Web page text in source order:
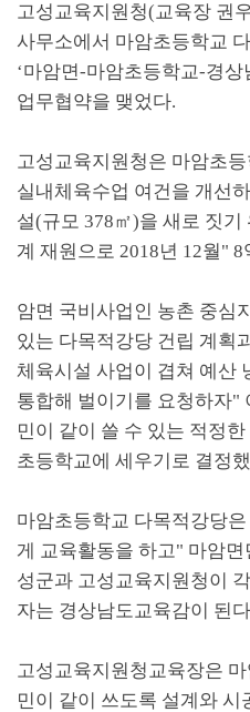
고성교육지원청(교육장 권
사무소에서 마암초등학교
‘마암면-마암초등학교-경상
업무협약을 맺었다.
고성교육지원청은 마암초
실내체육수업 여건을 개선
설(규모 378㎡)을 새로 짓기
계 재원으로 2018년 12월" 8
암면 국비사업인 농촌 중심
있는 다목적강당 건립 계획
체육시설 사업이 겹쳐 예산
통합해 벌이기를 요청하자"
민이 같이 쓸 수 있는 적정
초등학교에 세우기로 결정
마암초등학교 다목적강당
게 교육활동을 하고" 마암면
성군과 고성교육지원청이
자는 경상남도교육감이 된다
고성교육지원청교육장은
민이 같이 쓰도록 설계와 시